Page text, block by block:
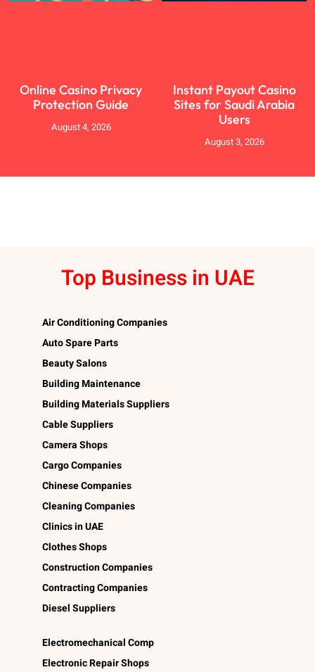
Online Casino Privacy
Protection Guide
August 4, 2026
Instant Payout Casino
Sites for Saudi Arabia
Users
August 3, 2026
Top Business in UAE
Air Conditioning Companies
Auto Spare Parts
Beauty Salons
Building Maintenance
Building Materials Suppliers
Cable Suppliers
Camera Shops
Cargo Companies
Chinese Companies
Cleaning Companies
Clinics in UAE
Clothes Shops
Construction Companies
Contracting Companies
Diesel Suppliers
Electromechanical Comp
Electronic Repair Shops